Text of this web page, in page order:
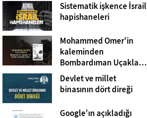
Sistematik işkence İsrail
hapishaneleri
Mohammed Omer'in
kaleminden
Bombardıman Uçakları
ve Tanklar Arasında
Gazze
Devlet ve millet
binasının dört direği
Google'ın açıkladığı